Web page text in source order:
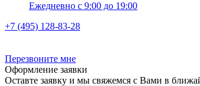
Ежедневно с 9:00 до 19:00
+7 (495) 128-83-28
Перезвоните мне
Оформление заявки
Оставте заявку и мы свяжемся с Вами в